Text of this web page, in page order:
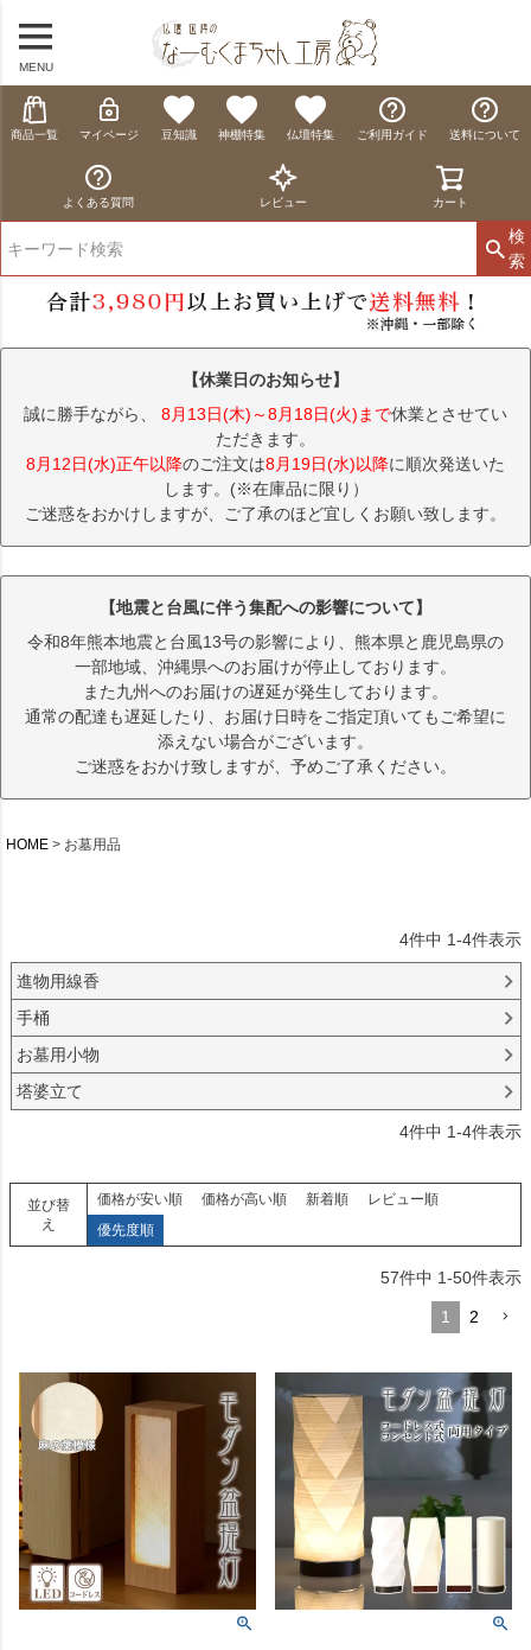
MENU
商品一覧 マイページ 豆知識 神棚特集 仏壇特集 ご利用ガイド 送料について
よくある質問 レビュー カート
検
索
【休業日のお知らせ】
誠に勝手ながら、 8月13日(木)～8月18日(火)まで休業とさせてい
ただきます。
8月12日(水)正午以降のご注文は8月19日(水)以降に順次発送いた
します。(※在庫品に限り）
ご迷惑をおかけしますが、ご了承のほど宜しくお願い致します。
【地震と台風に伴う集配への影響について】
令和8年熊本地震と台風13号の影響により、熊本県と鹿児島県の
一部地域、沖縄県へのお届けが停止しております。
また九州へのお届けの遅延が発生しております。
通常の配達も遅延したり、お届け日時をご指定頂いてもご希望に
添えない場合がございます。
ご迷惑をおかけ致しますが、予めご了承ください。
HOME お墓用品
4件中 1-4件表示
進物用線香
手桶
お墓用小物
塔婆立て
4件中 1-4件表示
並び替
え
価格が安い順 価格が高い順 新着順
レビュー順
優先度順
57件中 1-50件表示
1 2